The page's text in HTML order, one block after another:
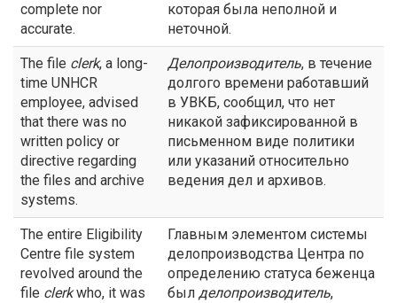
complete nor
accurate.
которая была неполной и
неточной.
The file clerk, a long-
time UNHCR
employee, advised
that there was no
written policy or
directive regarding
the files and archive
systems.
Делопроизводитель, в течение
долгого времени работавший
в УВКБ, сообщил, что нет
никакой зафиксированной в
письменном виде политики
или указаний относительно
ведения дел и архивов.
The entire Eligibility
Centre file system
revolved around the
file clerkwho, it was
Главным элементом системы
делопроизводства Центра по
определению статуса беженца
был делопроизводитель,